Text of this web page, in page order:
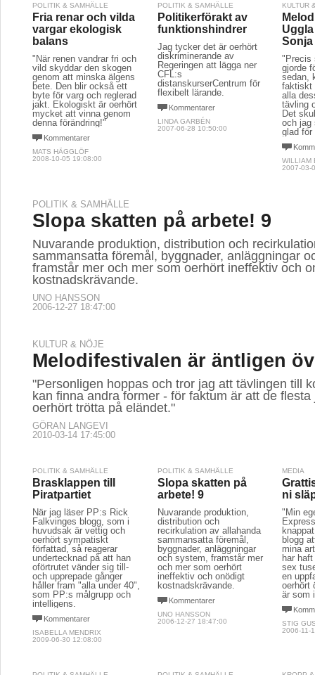
POLITIK & SAMHÄLLE
Fria renar och vilda
vargar ekologisk
balans
"När renen vandrar fri och
vild skyddar den skogen
genom att minska älgens
bete. Den blir också ett
byte för varg och reglerad
jakt. Ekologiskt är oerhört
mycket att vinna genom
denna förändring!"
Kommentarer
MATS HÄGGLÖF
2008-10-05 19:08:00
POLITIK & SAMHÄLLE
Politikerförakt av
funktionshindrer
Jag tycker det är oerhört
diskriminerande av
Regeringen att lägga ner
CFL:s
distanskurserCentrum för
flexibelt lärande.
Kommentarer
LINDA GARBÉN
2007-06-28 10:50:00
KULTUR
"Precis
gjorde
sedan,
faktiskt
alla
tävling
Det
och jag
glad
WILLIAM
2007-03-
POLITIK & SAMHÄLLE
Slopa skatten på arbete! 9
Nuvarande produktion, distribution och
sammansatta föremål, byggnader, anläggningar
framstår mer och mer som oerhört ineffektiv och
kostnadskrävande.
UNO HANSSON
2006-12-27 18:47:00
KULTUR & NÖJE
Melodifestivalen är äntligen
"Personligen hoppas och tror jag att tävlingen till
kan finna andra former - för faktum är att de flesta
oerhört trötta på eländet."
GÖRAN LANGEVI
2010-03-14 17:45:00
POLITIK & SAMHÄLLE
Brasklappen till
Piratpartiet
När jag läser PP:s Rick
Falkvinges blogg, som i
huvudsak är vettig och
oerhört sympatiskt
författad, så reagerar
undertecknad på att han
oförtrutet vänder sig till-
och upprepade gånger
håller fram "alla under 40",
som PP:s målgrupp och
intelligens.
Kommentarer
ISABELLA MENDRIX
2009-06-30 12:08:00
POLITIK & SAMHÄLLE
Slopa skatten på
arbete! 9
Nuvarande produktion,
distribution och
recirkulation av allahanda
sammansatta föremål,
byggnader, anläggningar
och system, framstår mer
och mer som oerhört
ineffektiv och onödigt
kostnadskrävande.
Kommentarer
UNO HANSSON
2006-12-27 18:47:00
MEDIA
ni
"Min
blogg
mina
har
sex
en
oerhört
är som
STIG
2006-11-